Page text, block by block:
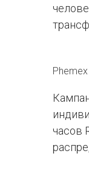
часов